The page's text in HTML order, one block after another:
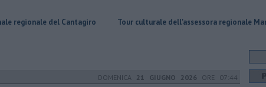
Cantagiro Tour culturale dell'assessora regionale Manetti
DOMENICA 21 GIUGNO 2026 ORE 07:44